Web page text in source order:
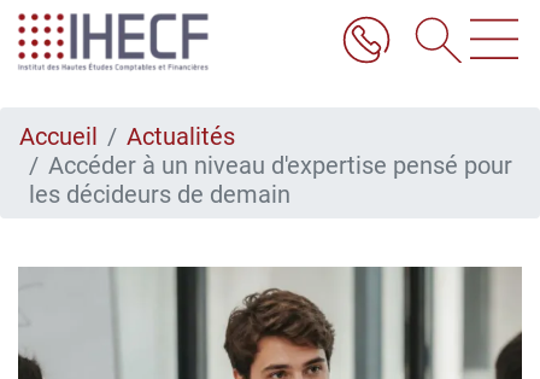
Aller
au
contenu
Accueil
Actualités
Accéder à un niveau d'expertise pensé pour
les décideurs de demain